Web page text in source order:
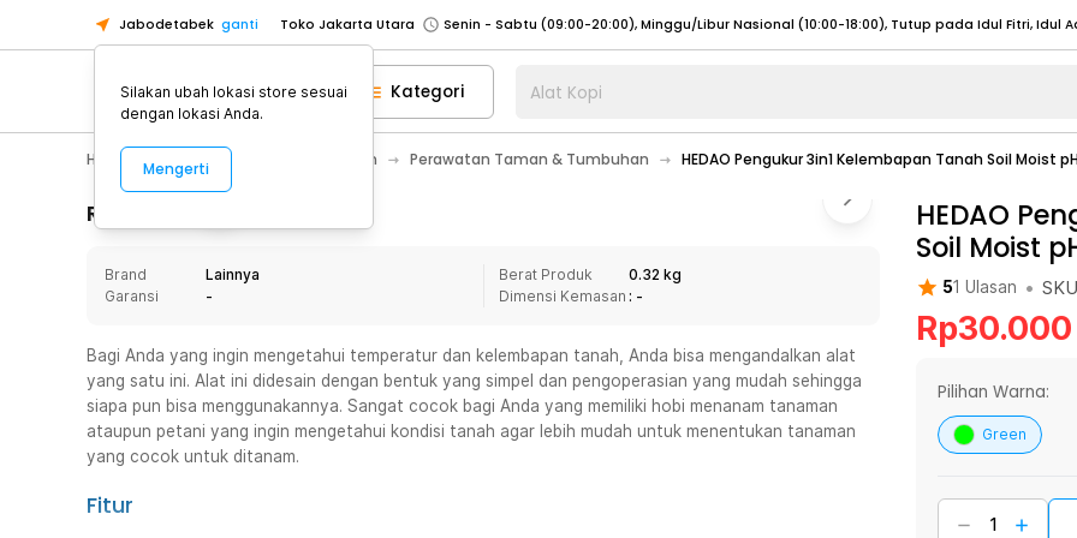
Jabodetabek ganti Toko Jakarta Utara
Toko Tangerang
Toko Cikupa
Pick n Go Jakarta Barat
Senin - Jumat (07:00 - 20:00), Sabtu - Minggu (08:00 - 20:00), Tutup pada Idul Fitri
Pick n Go Bekasi
Senin - Jumat (08:00 - 20:00), Sabtu - Minggu/ Libur Nasional (08:00 - 17:00) Selengkapnya
Senin - Jumat (08:00 - 20:00), Sabtu - Minggu/ Libur Nasional (08:00 - 17:00) Selengkapnya
Senin - Sabtu (09:00-20:00), Minggu/Libur Nasional (12:00-20:00), Tutup pada Idul Fitri
Senin - Sabtu (09:00-20:00), Minggu/Libur Nasional (12:00-20:00), Tutup pada Idul Fitri
Toko Tangerang
Toko Cikupa
Pick n Go Jakarta Barat
Senin - Jumat (07:00 - 20:00), Sabtu - Minggu (08:00 - 20:00), Tutup pada Idul Fitri
Pick n Go Bekasi
Selengkapnya
Kategori Alat Kopi
Home Appliance Perawatan Rumah Perawatan Taman & Tumbuhan HEDAO Pengukur 3in1 Kelembapan Tanah Soil Moist
Rincian Produk
Brand
Lainnya
Garansi
-
Berat Produk
0.32 kg
Dimensi Kemasan : -
Bagi Anda yang ingin mengetahui temperatur dan kelembapan tanah, Anda bisa mengandalkan alat
yang satu ini. Alat ini didesain dengan bentuk yang simpel dan pengoperasian yang mudah sehingga
siapa pun bisa menggunakannya. Sangat cocok bagi Anda yang memiliki hobi menanam tanaman
ataupun petani yang ingin mengetahui kondisi tanah agar lebih mudah untuk menentukan tanaman
yang cocok untuk ditanam.
Fitur
HEDAO
Soil Moist
51 Ulasan • SKU
Rp30.000
Pilihan Warna:
Green
Silakan ubah lokasi store sesuai
dengan lokasi Anda.
Mengerti